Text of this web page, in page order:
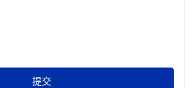
提交